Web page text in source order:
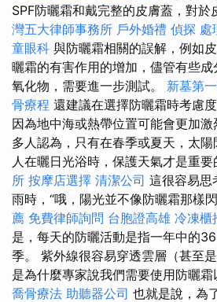
SPF防曬霜和戴完整的皮膚蓋，對於
灣五大律師事務所 戶外婚禮 偵探 處
童眼科 與防曬霜相關的誤解，例如
曬霜的有害作用的增加，儘管有些
氧化物，需要進一步測試。 新墓第
骨療程 還建議在選擇防曬霜時考慮
因為地中海或熱帶位置可能會更加
多人認為，只有在春季或夏天，太
人在曬日光浴時，保護天氣才是重要
所 按摩店選擇 清潔公司 這很容易思
雨時，“哦，陽光並不像防曬霜那樣
薦 免費律師詢問 台胞證高雄 冷凍櫃
是，每天的防曬活動是指一年中的
季。 紫外線很容易穿透雲層（甚至
是為什麼專家說我們需要使用防曬霜
喬骨療法 助聽器公司 也就是說，為